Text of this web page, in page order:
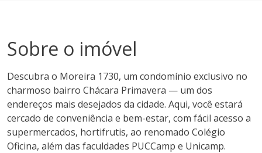
Sobre o imóvel
Descubra o Moreira 1730, um condomínio exclusivo no
charmoso bairro Chácara Primavera — um dos
endereços mais desejados da cidade. Aqui, você estará
cercado de conveniência e bem-estar, com fácil acesso a
supermercados, hortifrutis, ao renomado Colégio
Oficina, além das faculdades PUCCamp e Unicamp.